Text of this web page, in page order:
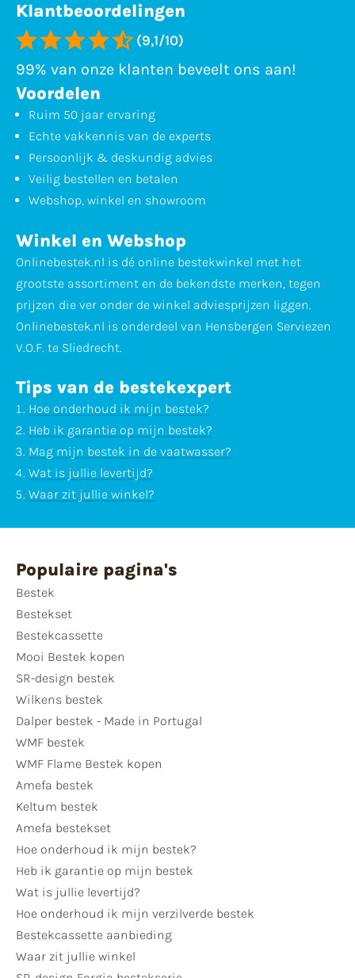
Klantbeoordelingen
(9,1/10)
99% van onze klanten beveelt ons aan!
Voordelen
Ruim 50 jaar ervaring
Echte vakkennis van de experts
Persoonlijk & deskundig advies
Veilig bestellen en betalen
Webshop, winkel en showroom
Winkel en Webshop
Onlinebestek.nl is dé online bestekwinkel met het
grootste assortiment en de bekendste merken, tegen
prijzen die ver onder de winkel adviesprijzen liggen.
Onlinebestek.nl is onderdeel van Hensbergen Serviezen
V.O.F. te Sliedrecht.
Tips van de bestekexpert
Hoe onderhoud ik mijn bestek?
Heb ik garantie op mijn bestek?
Mag mijn bestek in de vaatwasser?
Wat is jullie levertijd?
Waar zit jullie winkel?
Populaire pagina's
Bestek
Bestekset
Bestekcassette
Mooi Bestek kopen
SR-design bestek
Wilkens bestek
Dalper bestek - Made in Portugal
WMF bestek
WMF Flame Bestek kopen
Amefa bestek
Keltum bestek
Amefa bestekset
Hoe onderhoud ik mijn bestek?
Heb ik garantie op mijn bestek
Wat is jullie levertijd?
Hoe onderhoud ik mijn verzilverde bestek
Bestekcassette aanbieding
Waar zit jullie winkel